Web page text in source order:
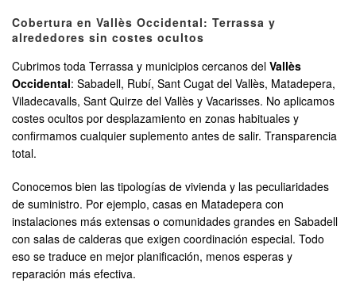
Cobertura en Vallès Occidental: Terrassa y
alrededores sin costes ocultos
Cubrimos toda Terrassa y municipios cercanos del Vallès
Occidental: Sabadell, Rubí, Sant Cugat del Vallès, Matadepera,
Viladecavalls, Sant Quirze del Vallès y Vacarisses. No aplicamos
costes ocultos por desplazamiento en zonas habituales y
confirmamos cualquier suplemento antes de salir. Transparencia
total.
Conocemos bien las tipologías de vivienda y las peculiaridades
de suministro. Por ejemplo, casas en Matadepera con
instalaciones más extensas o comunidades grandes en Sabadell
con salas de calderas que exigen coordinación especial. Todo
eso se traduce en mejor planificación, menos esperas y
reparación más efectiva.